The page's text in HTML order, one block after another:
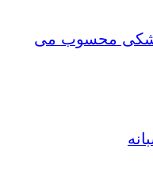
پزشکی محسوب می